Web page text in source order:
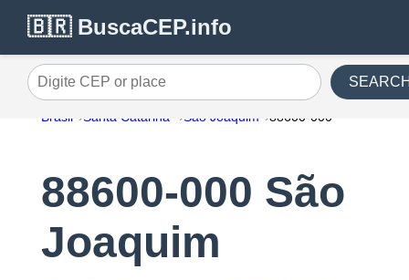
🇧🇷 BuscaCEP.info
Digite CEP or place
Brasil Santa Catarina São Joaquim 88600-000
88600-000 São
Joaquim